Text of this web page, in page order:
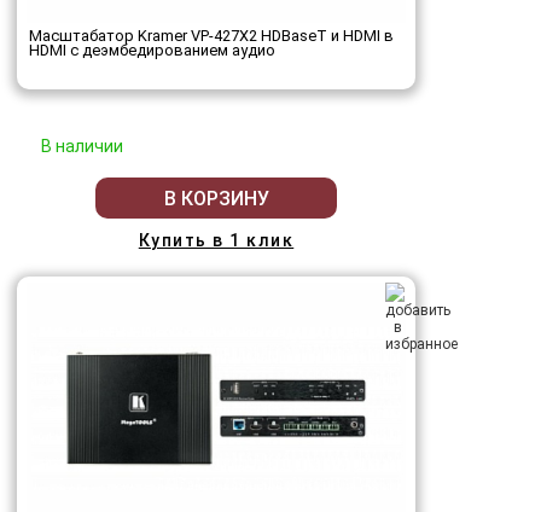
Масштабатор Kramer VP-427X2 HDBaseT и HDMI в
HDMI с деэмбедированием аудио
В наличии
В КОРЗИНУ
Купить в 1 клик